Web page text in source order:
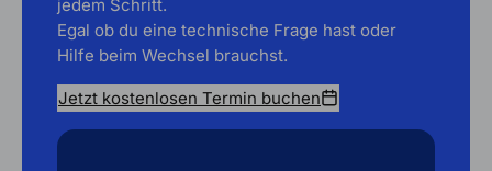
jedem Schritt.
Egal ob du eine technische Frage hast oder
Hilfe beim Wechsel brauchst.
Jetzt kostenlosen Termin buchen